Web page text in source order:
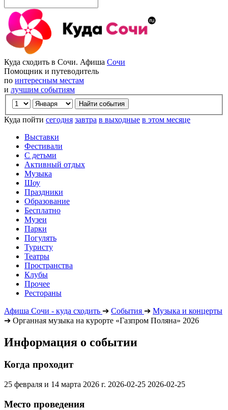
Куда сходить в Сочи. Афиша Сочи
Помощник и путеводитель
по интересным местам
и лучшим событиям
Куда пойти сегодня завтра в выходные в этом месяце
Выставки
Фестивали
С детьми
Активный отдых
Музыка
Шоу
Праздники
Образование
Бесплатно
Музеи
Парки
Погулять
Туристу
Театры
Пространства
Клубы
Прочее
Рестораны
Афиша Сочи - куда сходить ➔ События ➔ Музыка и концерты
➔ Органная музыка на курорте «Газпром Поляна» 2026
Информация о событии
Когда проходит
25 февраля и 14 марта 2026 г. 2026-02-25 2026-02-25
Место проведения